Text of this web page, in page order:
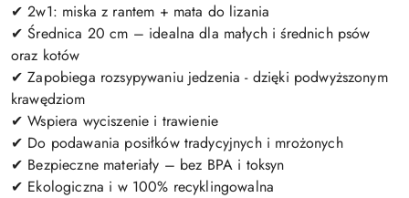
✔ 2w1: miska z rantem + mata do lizania
✔ Średnica 20 cm – idealna dla małych i średnich psów
oraz kotów
✔ Zapobiega rozsypywaniu jedzenia - dzięki podwyższonym
krawędziom
✔ Wspiera wyciszenie i trawienie
✔ Do podawania posiłków tradycyjnych i mrożonych
✔ Bezpieczne materiały – bez BPA i toksyn
✔ Ekologiczna i w 100% recyklingowalna